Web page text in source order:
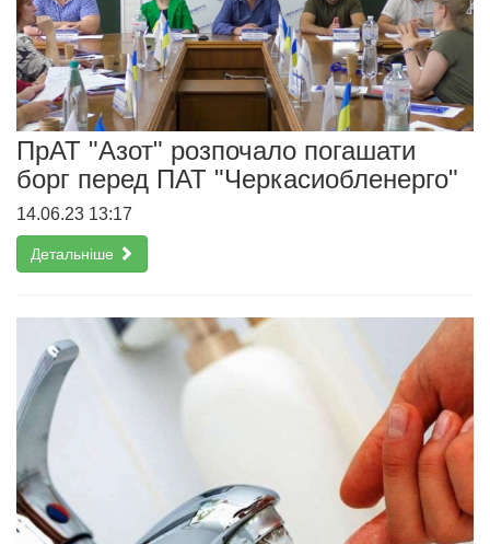
ПрАТ "Азот" розпочало погашати
борг перед ПАТ "Черкасиобленерго"
14.06.23 13:17
Детальніше